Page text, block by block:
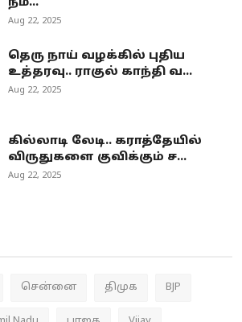
நம...
Aug 22, 2025
தெரு நாய் வழக்கில் புதிய
உத்தரவு.. ராகுல் காந்தி வ...
Aug 22, 2025
கில்லாடி லேடி.. கராத்தேயில்
விருதுகளை குவிக்கும் ச...
Aug 22, 2025
சென்னை திமுக BJP